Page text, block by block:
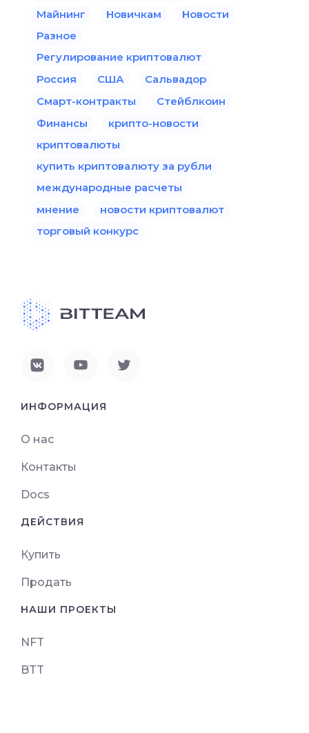
Майнинг
Новичкам
Новости
Разное
Регулирование криптовалют
Россия
США
Сальвадор
Смарт-контракты
Стейблкоин
Финансы
крипто-новости
криптовалюты
купить криптовалюту за рубли
международные расчеты
мнение
новости криптовалют
торговый конкурс
ИНФОРМАЦИЯ
О нас
Контакты
Docs
ДЕЙСТВИЯ
Купить
Продать
НАШИ ПРОЕКТЫ
NFT
BTT